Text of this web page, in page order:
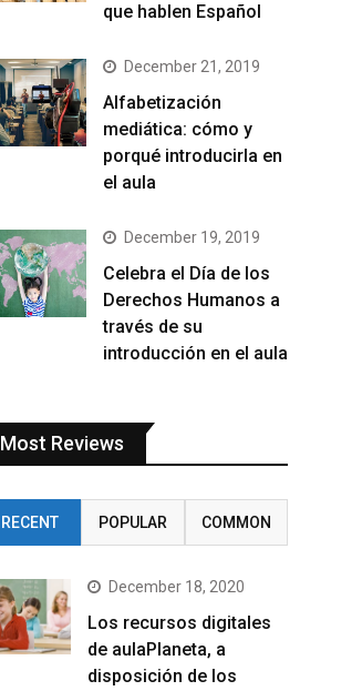
que hablen Español
December 21, 2019
Alfabetización
mediática: cómo y
porqué introducirla en
el aula
December 19, 2019
Celebra el Día de los
Derechos Humanos a
través de su
introducción en el aula
Most Reviews
RECENT POPULAR COMMON
December 18, 2020
Los recursos digitales
de aulaPlaneta, a
disposición de los